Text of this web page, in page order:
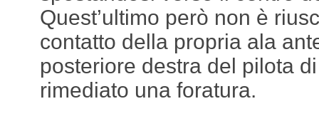
Quest’ultimo però non è
contatto della propria ala
posteriore destra del pilota
rimediato una foratura.